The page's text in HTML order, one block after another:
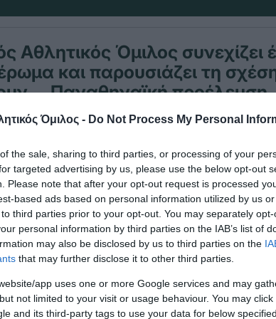
Όμιλος - Do Not Process My Personal
the sale, sharing to third parties, or processing of your
targeted advertising by us, please use the below opt-out
Please note that after your opt-out request is processed
based ads based on personal information utilized by us
third parties prior to your opt-out. You may separately
personal information by third parties on the IAB’s list of
may also be disclosed by us to third parties on the
that may further disclose it to other third parties.
app uses one or more Google services and may
not limited to your visit or usage behaviour. You may
and its third-party tags to use your data for below
Αθλητικός Όμιλος συνεχίζει
και παρουσιάζει τη
… Παναθηναϊκή προέλευση
του Παναθηναϊκού, ενώ το έμβλημά του
αλλά και προπονητές που έχουν
δύο συλλόγων.
ποδοσφαιριστής του Παναθηναϊκού
στον πάγκο της ομάδας των